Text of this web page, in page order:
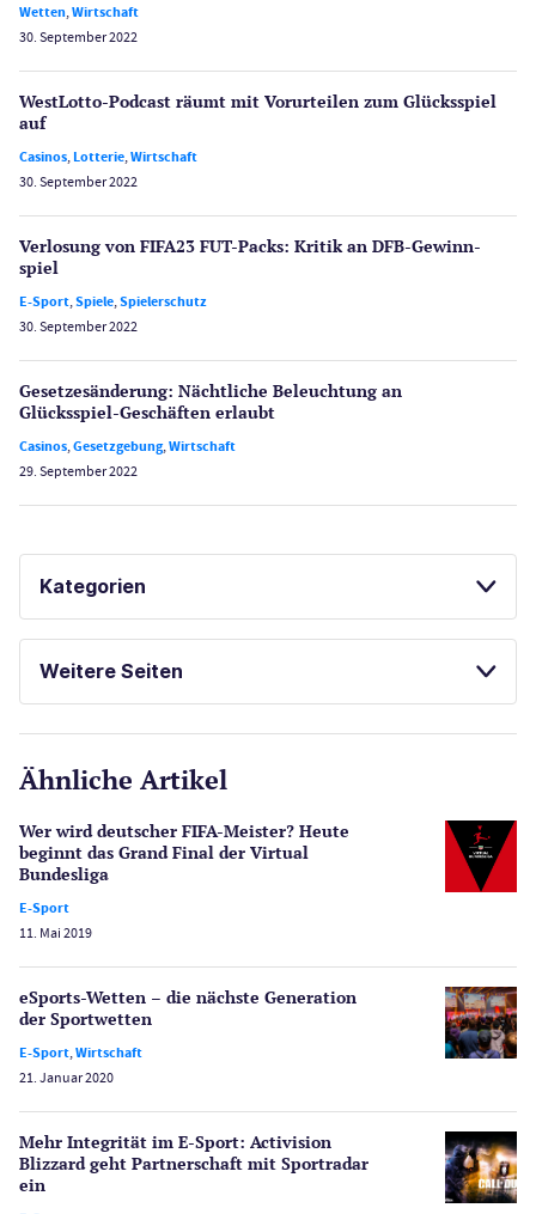
Wetten,Wirtschaft
30. September 2022
WestLotto-Podcast räumt mit Vorurteilen zum Glücksspiel
auf
Casinos,Lotterie,Wirtschaft
30. September 2022
Verlosung von FIFA23 FUT-Packs: Kritik an DFB-Gewinn­
spiel
E-Sport,Spiele,Spielerschutz
30. September 2022
Gesetzes­änderung: Nächtliche Beleuch­tung an
Glücksspiel-Geschäften erlaubt
Casinos,Gesetzgebung,Wirtschaft
29. September 2022
Kategorien
Gesetzgebung
Lotterie
Poker
Schlagzeilen
Spiele
Spielerschutz
Sport
Weitere Seiten
CasinoOnline.de
PayPal Casinos
Novoline Casinos
Merkur Casinos
Spielautomaten
Casino Testberichte
Ähnliche Artikel
Wer wird deutscher FIFA-Meister? Heute
beginnt das Grand Final der Virtual
Bundesliga
E-Sport
11. Mai 2019
eSports-Wetten – die nächste Generation
der Sportwetten
E-Sport,Wirtschaft
21. Januar 2020
Mehr Integrität im E-Sport: Activision
Blizzard geht Partnerschaft mit Sportradar
ein